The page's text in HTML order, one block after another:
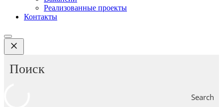
Реализованные проекты
Контакты
Search